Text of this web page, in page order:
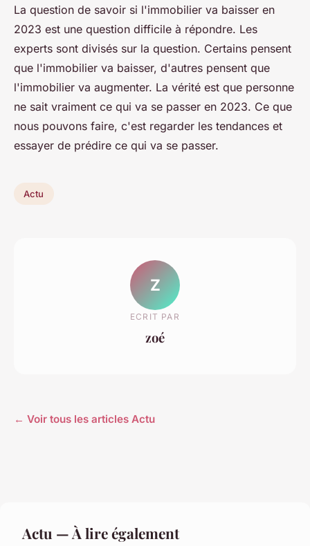
La question de savoir si l'immobilier va baisser en
2023 est une question difficile à répondre. Les
experts sont divisés sur la question. Certains pensent
que l'immobilier va baisser, d'autres pensent que
l'immobilier va augmenter. La vérité est que personne
ne sait vraiment ce qui va se passer en 2023. Ce que
nous pouvons faire, c'est regarder les tendances et
essayer de prédire ce qui va se passer.
Actu
Z
ECRIT PAR
zoé
← Voir tous les articles Actu
Actu — À lire également